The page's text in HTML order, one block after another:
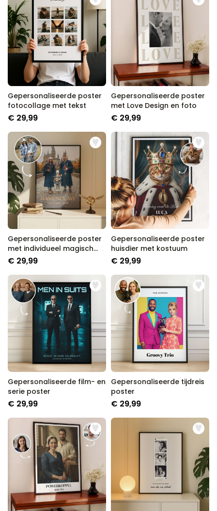
Gepersonaliseerde poster
fotocollage met tekst
€ 29,99
Gepersonaliseerde poster
met Love Design en foto
€ 29,99
Gepersonaliseerde poster
met individueel magisch
design
€ 29,99
Gepersonaliseerde poster
huisdier met kostuum
€ 29,99
Gepersonaliseerde film- en
serie poster
€ 29,99
Gepersonaliseerde tijdreis
poster
€ 29,99